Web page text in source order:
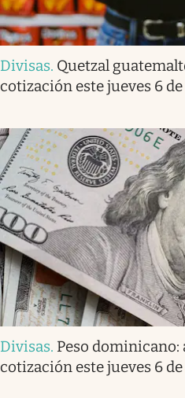
Divisas. Quetzal
cotización este jueves 6
Divisas. Peso
cotización este jueves 6